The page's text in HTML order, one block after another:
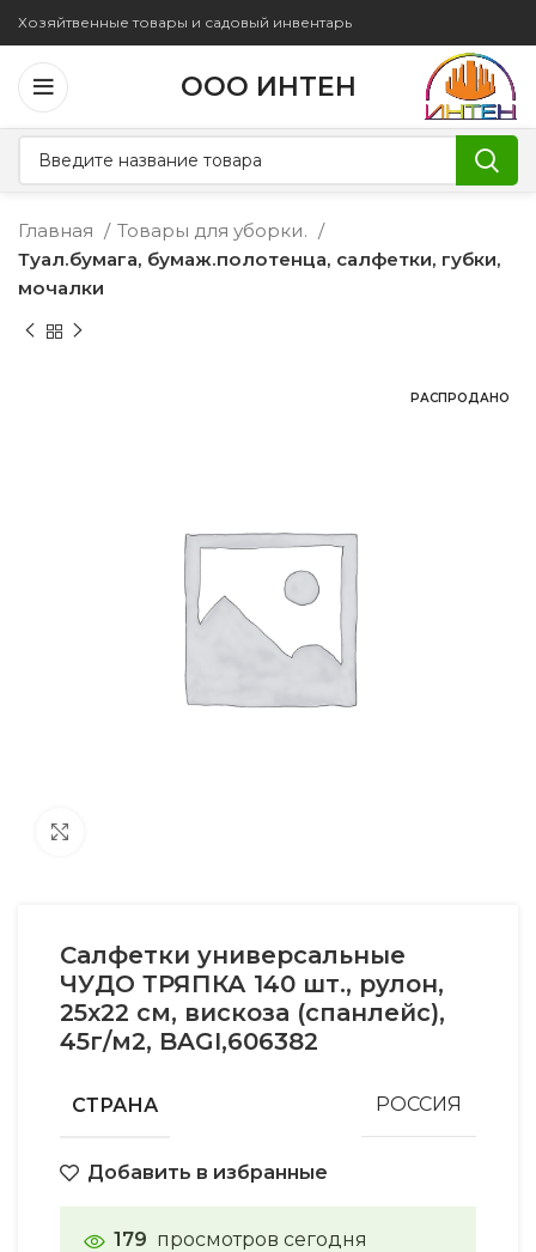
Хозяйтвенные товары и садовый инвентарь
ООО ИНТЕН
Главная
Товары для уборки.
Туал.бумага, бумаж.полотенца, салфетки, губки,
мочалки
РАСПРОДАНО
Салфетки универсальные
ЧУДО ТРЯПКА 140 шт., рулон,
25х22 см, вискоза (спанлейс),
45г/м2, BAGI,606382
СТРАНА РОССИЯ
Добавить в избранные
179 просмотров сегодня